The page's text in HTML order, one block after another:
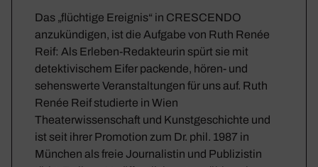
Das „flüchtige Ereignis“ in CRESCENDO
anzukündigen, ist die Aufgabe von Ruth Renée
Reif: Als Erleben-Redakteurin spürt sie mit
detektivischem Eifer packende, hören- und
sehenswerte Veranstaltungen für uns auf. Ruth
Renée Reif studierte in Wien
Theaterwissenschaft und Kunstgeschichte und
ist seit ihrer Promotion zum Dr. phil. 1987 in
München als freie Journalistin und Publizistin